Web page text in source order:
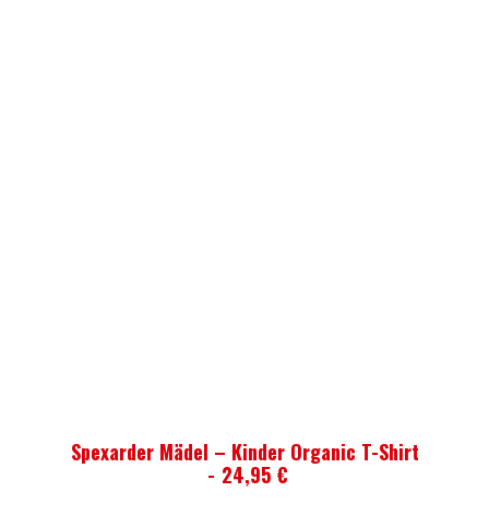
AUSFÜHRUNG WÄHLEN
Spexarder Mädel – Kinder Organic T-Shirt
24,95 €